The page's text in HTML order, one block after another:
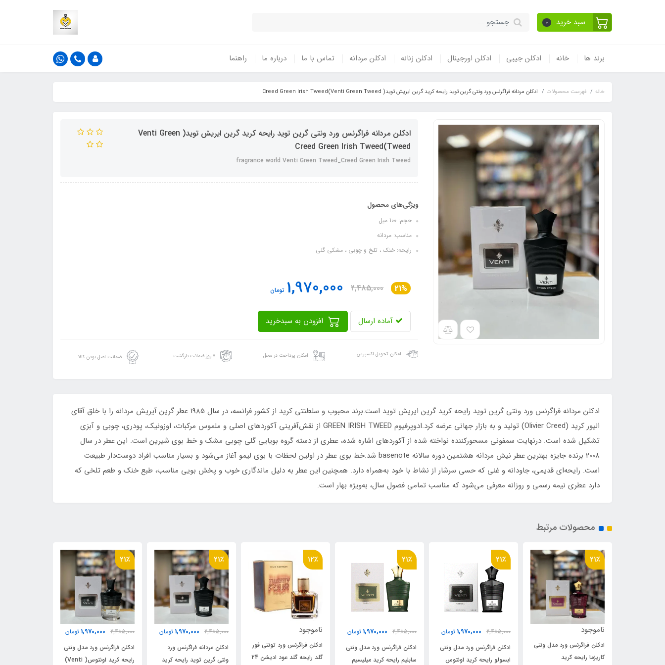
سبد خرید 0
برند ها خانه ادکلن جیبی ادکلن اورجینال ادکلن زنانه ادکلن مردانه تماس با ما درباره ما راهنما
خانه فهرست محصولات ادکلن مردانه فراگرنس ورد ونتی گرین توید رایحه کرید گرین ایریش توید( Venti Green Tweed)Creed Green Irish Tweed
ادکلن مردانه فراگرنس ورد ونتی گرین توید رایحه کرید گرین ایریش توید( Venti Green
Tweed)Creed Green Irish Tweed
fragrance world Venti Green Tweed_Creed Green Irish Tweed
ویژگی‌های محصول
حجم: 100 میل
مناسب: مردانه
رایحه: خنک ، تلخ و چوبی ، مشکی گلی
21%
2,485,000
1,970,000 تومان
آماده ارسال
امکان تحویل اکسپرس امکان پرداخت در محل ۷ روز ضمانت بازگشت ضمانت اصل بودن کالا
ادکلن مردانه فراگرنس ورد ونتی گرین توید رایحه کرید گرین ایریش توید است.برند محبوب و سلطنتی کرید از کشور فرانسه، در سال 1985 عطر گرین آیریش مردانه را با خلق آقای
الیور کرید (Olivier Creed) تولید و به بازار جهانی عرضه کرد.ادوپرفیوم GREEN IRISH TWEED از نقش‌آفرینی آکوردهای اصلی و ملموس مرکبات، اوزونیک، پودری، چوبی و آبزی
تشکیل شده است. درنهایت سمفونی مسحورکننده نواخته شده از آکوردهای اشاره شده، عطری از دسته گروه بویایی گلی چوبی مشک و خط بوی شیرین است. این عطر در سال
2008 برنده جایزه بهترین عطر نیش مردانه هشتمین دوره سالانه basenote شد.خط بوی عطر در اولین لحظات با بوی لیمو آغاز می‌شود و بسیار مناسب افراد دوست‌دار طبیعت
است. رایحه‌ای قدیمی، جاودانه و غنی که حسی سرشار از نشاط با خود به‌همراه دارد. همچنین این عطر به دلیل ماندگاری خوب و پخش بویی مناسب، طبع خنک و طعم تلخی که
دارد عطری نیمه رسمی و روزانه معرفی می‌شود که مناسب تمامی فصول سال، به‌ویژه بهار است.
محصولات مرتبط
21٪
2,485,000
ادکلن فراگرنس ورد مدل ونتی
ابسولو رایحه کرید اونتوس
21٪
2,485,000
1,970,000 تومان
ادکلن فراگرنس ورد مدل ونتی
سابلیم رایحه کرید میلیسیم
12٪
ناموجود
ادکلن فراگرنس ورد تونتی فور
21٪
2,485,000
ادکلن مردانه فراگرنس ورد
ونتی گرین توید رایحه کرید
21٪
2,485,000
1,970,000 تومان
ادکلن فراگرنس ورد مدل ونتی
21٪
ناموجود
ادکلن فراگرنس ورد مدل ونتی
کاریزما رایحه کرید